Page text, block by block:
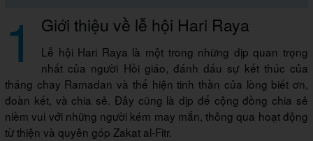
1 Giới thiệu về lễ hội Hari Raya
Lễ hội Hari Raya là một trong những dịp quan trọng
nhất của người Hồi giáo, đánh dấu sự kết thúc của
tháng chay Ramadan và thể hiện tinh thần của lòng biết ơn,
đoàn kết, và chia sẻ. Đây cũng là dịp để cộng đồng chia sẻ
niềm vui với những người kém may mắn, thông qua hoạt động
từ thiện và quyên góp Zakat al-Fitr.